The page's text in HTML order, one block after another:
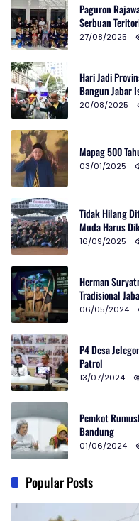
Paguron
Serbuan
27/08/2025
Hari Jadi
Bangun Jabar
20/08/2025
Mapag 500
03/01/2025
Tidak Hilang
Muda Harus
16/09/2025
Herman
Tradisional
06/05/2024
P4 Desa
Patrol
13/07/2024
Pemkot
Bandung
01/06/2024
Popular Posts